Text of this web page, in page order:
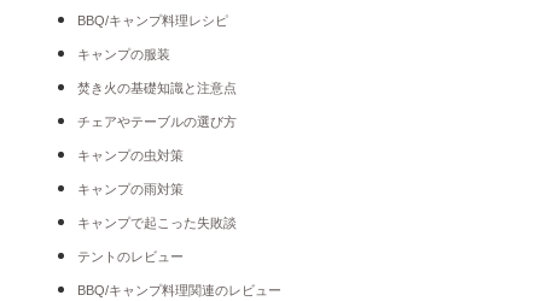
BBQ/キャンプ料理レシピ
キャンプの服装
焚き火の基礎知識と注意点
チェアやテーブルの選び方
キャンプの虫対策
キャンプの雨対策
キャンプで起こった失敗談
テントのレビュー
BBQ/キャンプ料理関連のレビュー